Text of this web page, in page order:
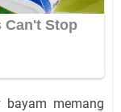
bayam memang